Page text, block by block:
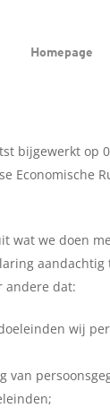
Homepage
bijgewerkt op
Economische
wat we doen
andere dat:
wij
van